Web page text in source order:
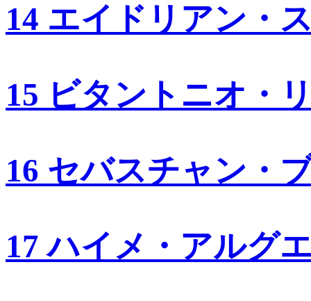
14 エイドリアン・
15 ビタントニオ・
16 セバスチャン・
17 ハイメ・アルグ